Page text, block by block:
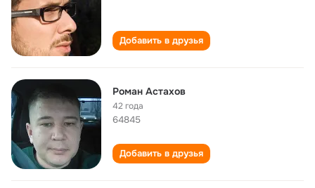
Добавить в друзья
Роман Астахов
42 года
64845
Добавить в друзья